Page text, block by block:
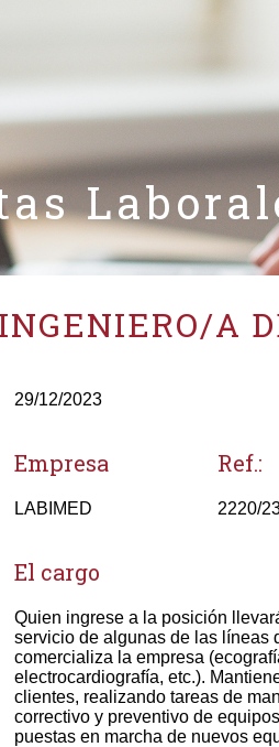
INGENIERO/A
29/12/2023
Empresa
LABIMED
Ref.:
2220/
El cargo
Quien ingrese a la posición
servicio de algunas de las líneas
comercializa la empresa
electrocardiografía, etc.).
clientes, realizando tareas de
correctivo y preventivo de
puestas en marcha de nuevos